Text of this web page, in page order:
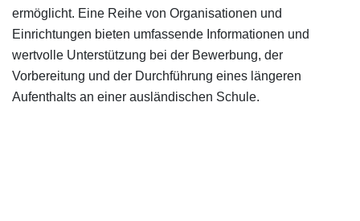
ermöglicht. Eine Reihe von Organisationen und
Einrichtungen bieten umfassende Informationen und
wertvolle Unterstützung bei der Bewerbung, der
Vorbereitung und der Durchführung eines längeren
Aufenthalts an einer ausländischen Schule.